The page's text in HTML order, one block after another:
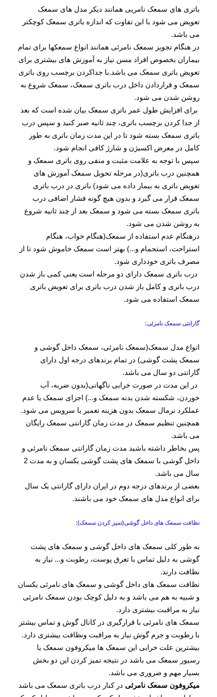
باتری های سمعک نامریی همانند دیکر مدل های سمعک
تعویض می شود با این تفاوت که اندازه باتری سمعک کوچکتر
می باشد.
در هنگام تجویز سمعک نامرئی همانند انواع سمعکها برای تمام
بیماران بخصوص افراد مسن نیاز به آموزش های بیشتری برای
تعویض باتری سمعک می باشد.با جداکردن برچسب روی باتری
سمعک و قراردادن داخل درب باتری سمعک، سمعک شروع به
روشن شدن می شود.
برای افزایش طول عمر باتری سمعک بیان شده است که بعد
از جدا کردن برچسب باتری، چند ثانیه صبر کنید و سپس درب
باتری سمعک بسته شود تا در این مدت زمان باتری به طور
کامل در معرض اکسیژن و شارژ کافی انجام شود.
سپس با توجه به علامت مثبت و منفی روی باتری سمعک و
همچنین درب باتری(در مرحله تحویل سمعک آموزش های
تعویض باتری به بیمار داده می شود) باتری در درب باتری
سمعک قرار می گیرد و بدون هیچ گونه فشار اضافی درب
باتری سمعک بسته می شود و سمعک بعد از چند ثانیه شروع
به روشن شدن می شود.
درهنگام عدم استفاده از سمعک(هنگام خواب، هنگام
استراحت، استحمام و...) بهتر است سمعک خاموش شود تا از
مصرف باتری خودداری شود.
درب باتری سمعک دارای دو مرحله است یعنی کمی باز شدن
درب باتری و کامل باز شدن درب باتری برای تعویض باتری
سمعک استفاده می شود.
گارانتی سمعک نامرئی:
انواع مدل سمعک(سمعک نامرئی، سمعک داخل گوشی و
سمعک پشت گوشی) در تمام برندهای درجه اول دارای
گارانتی دو سال می باشد.
در این مدت در صورت خرابی ناگهانی(بدون ضربه، آب
خوردن، شکسته شدن بدنه سمعک و...) اجزای سمعک یا عدم
عملکرد نرمال سمعک بدون هزینه تعمیر یا سرویس می شود.
همچنین تنظیم سمعک در مدت زمان گارانتی سمعک رایگان
می باشد.
پس بخاطر داشته باشید مدت زمان گارانتی سمعک نامرئی و
داخل گوشی با سمعک های پشت گوشی یکسان و به مدت 2
سال می باشد.
بعضی از برندهای درجه دوم در ایران دارای گارانتی یک سال
برای انواع مدل های سمعک خود می باشند.
نظافت سمعک های داخل گوشی(تمیز کردن سمعک):
به طور کلی سمعک های داخل گوشی و سمعک های پشت
گوشی به دلیل تماس با تعرق پوست، رطوبت و... نیاز به
نظافت دارند.
نظافت سمعک های داخل گوشی و سمعک های نامرئی یکسان
و شبیه به هم می باشد و به دلیل کوچک بودن سمعک نامرئی
نیاز به مراقبت بیشتری دارد.
سمعک های نامرئی با قرارگیری در کانال گوش و تماس بیشتر
با رطوبت و جرم گوش نیاز به مراقبت ونظافت بیشتری دارد.
بیشترین علت خرابی این سمعک ها میکروفون سمعک یا
رسیور سمعک می باشد در نتیجه تمیز کردن این دو بخش
بسیار مهم و ضروری می باشد.
میکروفون سمعک نامرئی در کنار درب باتری سمعک می باشد